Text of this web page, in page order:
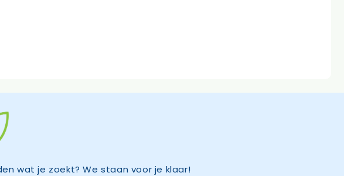
wat je zoekt? We staan voor je klaar!